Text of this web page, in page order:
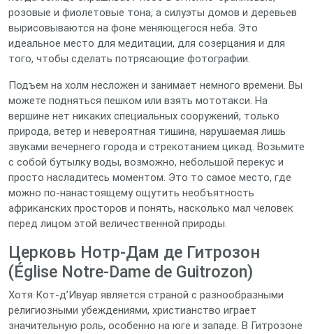
розовые и фиолетовые тона, а силуэты домов и деревьев
вырисовываются на фоне меняющегося неба. Это
идеальное место для медитации, для созерцания и для
того, чтобы сделать потрясающие фотографии.
Подъем на холм несложен и занимает немного времени. Вы
можете подняться пешком или взять мототакси. На
вершине нет никаких специальных сооружений, только
природа, ветер и невероятная тишина, нарушаемая лишь
звуками вечернего города и стрекотанием цикад. Возьмите
с собой бутылку воды, возможно, небольшой перекус и
просто насладитесь моментом. Это то самое место, где
можно по-нанастоящему ощутить необъятность
африканских просторов и понять, насколько мал человек
перед лицом этой величественной природы.
Церковь Нотр-Дам де Гитрозон
(Église Notre-Dame de Guitrozon)
Хотя Кот-д’Ивуар является страной с разнообразными
религиозными убеждениями, христианство играет
значительную роль, особенно на юге и западе. В Гитрозоне